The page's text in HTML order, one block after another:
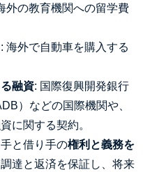
外の教育機関への留学費
: 海外で自動車を購入する
融資: 国際復興開発銀行
）などの国際機関や、
に関する契約。
と借り手の権利と義務を
達と返済を保証し、将来